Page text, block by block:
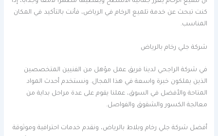
كنت تبحث عن خدمة تلميع الرخام في الرياض، فأنت بالتأكيد في المكان
المناسب.
شركة جلي رخام بالرياض
في شركة الراجحي لدينا فريق عمل مؤهل من الفنيين المتخصصين
الذين يملكون خبرة واسعة في هذا المجال. ونستخدم أحدث المواد
المتاحة والأفضل في السوق، عملنا يقوم على عدة مراحل بداية من
معالجة الكسور والشقوق والفواصل.
أفضل شركة جلي رخام وبلاط بالرياض، ونقدم خدمات احترافية وموثوقة